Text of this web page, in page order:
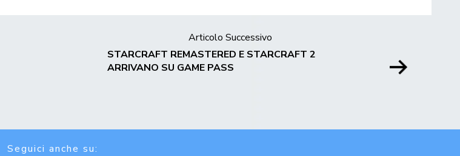
Articolo Successivo
STARCRAFT REMASTERED E STARCRAFT 2
ARRIVANO SU GAME PASS
Seguici anche su: